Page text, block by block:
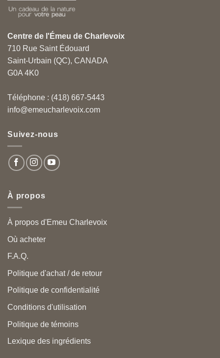
Centre de l'Émeu de Charlevoix
710 Rue Saint Édouard
Saint-Urbain (QC), CANADA
G0A 4K0
Téléphone : (418) 667-5443
info@emeucharlevoix.com
Suivez-nous
À propos
À propos d'Emeu Charlevoix
Où acheter
F.A.Q.
Politique d'achat / de retour
Politique de confidentialité
Conditions d'utilisation
Politique de témoins
Lexique des ingrédients